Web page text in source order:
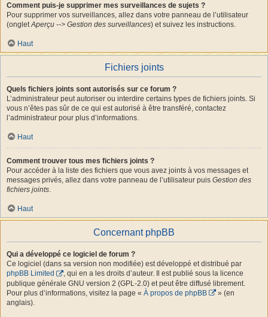
Comment puis-je supprimer mes surveillances de sujets ?
Pour supprimer vos surveillances, allez dans votre panneau de l’utilisateur
(ongletAperçu --> Gestion des surveillances) et suivez les instructions.
Haut
Fichiers joints
Quels fichiers joints sont autorisés sur ce forum ?
L’administrateur peut autoriser ou interdire certains types de fichiers joints. Si
vous n’êtes pas sûr de ce qui est autorisé à être transféré, contactez
l’administrateur pour plus d’informations.
Haut
Comment trouver tous mes fichiers joints ?
Pour accéder à la liste des fichiers que vous avez joints à vos messages et
messages privés, allez dans votre panneau de l’utilisateur puis Gestion des
fichiers joints.
Haut
Concernant phpBB
Qui a développé ce logiciel de forum ?
Ce logiciel (dans sa version non modifiée) est développé et distribué par
phpBB Limited
, qui en a les droits d’auteur. Il est publié sous la licence
publique générale GNU version 2 (GPL-2.0) et peut être diffusé librement.
Pour plus d’informations, visitez la page « À propos de phpBB
» (en
anglais).